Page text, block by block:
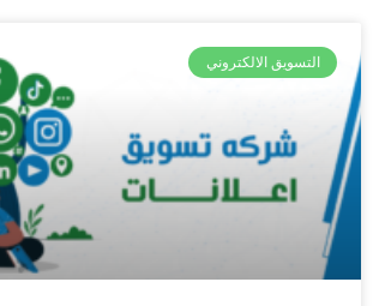
التسويق الالكتروني